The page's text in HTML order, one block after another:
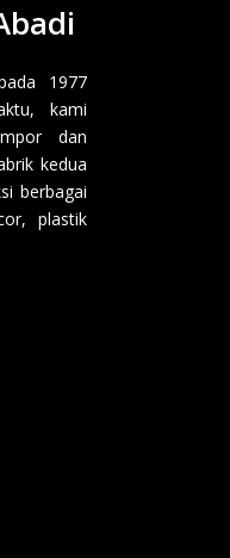
1977
kami
dan
kedua
berbagai
plastik